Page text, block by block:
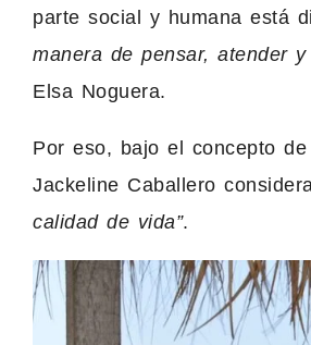
parte social y humana está
manera de pensar, atender
Elsa Noguera.
Por eso, bajo el concepto
Jackeline Caballero
calidad de vida”.